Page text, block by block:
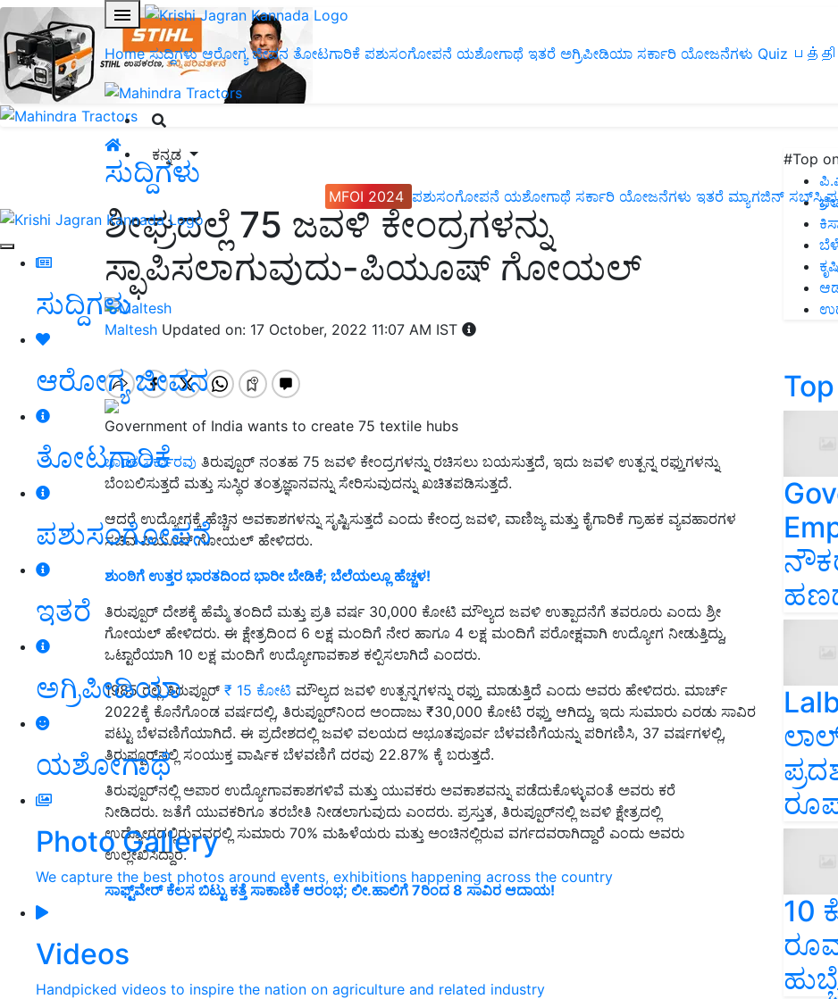
Home ಸುದ್ದಿಗಳು ಆರೋಗ್ಯ ಜೀವನ ತೋಟಗಾರಿಕೆ ಪಶುಸಂಗೋಪನೆ ಯಶೋಗಾಥೆ ಇತರೆ ಅಗ್ರಿಪೀಡಿಯಾ ಸರ್ಕಾರಿ ಯೋಜನೆಗಳು Quiz
ಕನ್ನಡ
MFOI 2024 ಪಶುಸಂಗೋಪನೆ ಯಶೋಗಾಥೆ ಸರ್ಕಾರಿ ಯೋಜನೆಗಳು ಇತರೆ ಮ್ಯಾಗಜಿನ್‌
ಸುದ್ದಿಗಳು
ಆರೋಗ್ಯ ಜೀವನ
ತೋಟಗಾರಿಕೆ
ಪಶುಸಂಗೋಪನೆ
ಇತರೆ
ಅಗ್ರಿಪೀಡಿಯಾ
ಯಶೋಗಾಥೆ
Photo Gallery
We capture the best photos around events, exhibitions happening across the country
Videos
Handpicked videos to inspire the nation on agriculture and related industry
ಸುದ್ದಿಗಳು
ಶೀಘ್ರದಲ್ಲೆ 75 ಜವಳಿ ಕೇಂದ್ರಗಳನ್ನು
ಸ್ಫಾಪಿಸಲಾಗುವುದು-ಪಿಯೂಷ್‌ ಗೋಯಲ್‌
Maltesh Updated on: 17 October, 2022 11:07 AM IST
Government of India wants to create 75 textile hubs
ಭಾರತ ಸರ್ಕಾರವು ತಿರುಪ್ಪೂರ್‌ ನಂತಹ 75 ಜವಳಿ ಕೇಂದ್ರಗಳನ್ನು ರಚಿಸಲು ಬಯಸುತ್ತದೆ, ಇದು ಜವಳಿ ಉತ್ಪನ್ನ ರಫ್ತುಗಳನ್ನು
ಬೆಂಬಲಿಸುತ್ತದೆ ಮತ್ತು ಸುಸ್ಥಿರ ತಂತ್ರಜ್ಞಾನವನ್ನು ಸೇರಿಸುವುದನ್ನು ಖಚಿತಪಡಿಸುತ್ತದೆ.
ಆದರೆ ಉದ್ಯೋಗಕ್ಕೆ ಹೆಚ್ಚಿನ ಅವಕಾಶಗಳನ್ನು ಸೃಷ್ಟಿಸುತ್ತದೆ ಎಂದು ಕೇಂದ್ರ ಜವಳಿ, ವಾಣಿಜ್ಯ ಮತ್ತು ಕೈಗಾರಿಕೆ ಗ್ರಾಹಕ ವ್ಯವಹಾರಗಳ
ಸಚಿವ ಪಿಯೂಷ್‌ ಗೋಯಲ್‌ ಹೇಳಿದರು.
ಶುಂಠಿಗೆ ಉತ್ತರ ಭಾರತದಿಂದ ಭಾರೀ ಬೇಡಿಕೆ; ಬೆಲೆಯಲ್ಲೂ ಹೆಚ್ಚಳ!
ತಿರುಪ್ಪೂರ್ ದೇಶಕ್ಕೆ ಹೆಮ್ಮೆ ತಂದಿದೆ ಮತ್ತು ಪ್ರತಿ ವರ್ಷ 30,000 ಕೋಟಿ ಮೌಲ್ಯದ ಜವಳಿ ಉತ್ಪಾದನೆಗೆ ತವರೂರು ಎಂದು ಶ್ರೀ
ಗೋಯಲ್ ಹೇಳಿದರು. ಈ ಕ್ಷೇತ್ರದಿಂದ 6 ಲಕ್ಷ ಮಂದಿಗೆ ನೇರ ಹಾಗೂ 4 ಲಕ್ಷ ಮಂದಿಗೆ ಪರೋಕ್ಷವಾಗಿ ಉದ್ಯೋಗ ನೀಡುತ್ತಿದ್ದು,
ಒಟ್ಟಾರೆಯಾಗಿ 10 ಲಕ್ಷ ಮಂದಿಗೆ ಉದ್ಯೋಗಾವಕಾಶ ಕಲ್ಪಿಸಲಾಗಿದೆ ಎಂದರು.
1985 ರಲ್ಲಿ ತಿರುಪ್ಪೂರ್ ₹ 15 ಕೋಟಿ ಮೌಲ್ಯದ ಜವಳಿ ಉತ್ಪನ್ನಗಳನ್ನು ರಫ್ತು ಮಾಡುತ್ತಿದೆ ಎಂದು ಅವರು ಹೇಳಿದರು. ಮಾರ್ಚ್
2022ಕ್ಕೆ ಕೊನೆಗೊಂಡ ವರ್ಷದಲ್ಲಿ, ತಿರುಪ್ಪೂರ್‌ನಿಂದ ಅಂದಾಜು ₹30,000 ಕೋಟಿ ರಫ್ತು ಆಗಿದ್ದು, ಇದು ಸುಮಾರು ಎರಡು ಸಾವಿರ
ಪಟ್ಟು ಬೆಳವಣಿಗೆಯಾಗಿದೆ. ಈ ಪ್ರದೇಶದಲ್ಲಿ ಜವಳಿ ವಲಯದ ಅಭೂತಪೂರ್ವ ಬೆಳವಣಿಗೆಯನ್ನು ಪರಿಗಣಿಸಿ, 37 ವರ್ಷಗಳಲ್ಲಿ,
ತಿರುಪ್ಪೂರ್‌ನಲ್ಲಿ ಸಂಯುಕ್ತ ವಾರ್ಷಿಕ ಬೆಳವಣಿಗೆ ದರವು 22.87% ಕ್ಕೆ ಬರುತ್ತದೆ.
ತಿರುಪ್ಪೂರ್‌ನಲ್ಲಿ ಅಪಾರ ಉದ್ಯೋಗಾವಕಾಶಗಳಿವೆ ಮತ್ತು ಯುವಕರು ಅವಕಾಶವನ್ನು ಪಡೆದುಕೊಳ್ಳುವಂತೆ ಅವರು ಕರೆ
ನೀಡಿದರು. ಜತೆಗೆ ಯುವಕರಿಗೂ ತರಬೇತಿ ನೀಡಲಾಗುವುದು ಎಂದರು. ಪ್ರಸ್ತುತ, ತಿರುಪ್ಪೂರ್‌ನಲ್ಲಿ ಜವಳಿ ಕ್ಷೇತ್ರದಲ್ಲಿ
ಉದ್ಯೋಗದಲ್ಲಿರುವವರಲ್ಲಿ ಸುಮಾರು 70% ಮಹಿಳೆಯರು ಮತ್ತು ಅಂಚಿನಲ್ಲಿರುವ ವರ್ಗದವರಾಗಿದ್ದಾರೆ ಎಂದು ಅವರು
ಉಲ್ಲೇಖಿಸಿದ್ದಾರೆ.
ಸಾಫ್ಟ್‌ವೇರ್ ಕೆಲಸ ಬಿಟ್ಟು ಕತ್ತೆ ಸಾಕಾಣಿಕೆ ಆರಂಭ; ಲೀ.ಹಾಲಿಗೆ 7ರಿಂದ 8 ಸಾವಿರ ಆದಾಯ!
#Top
10